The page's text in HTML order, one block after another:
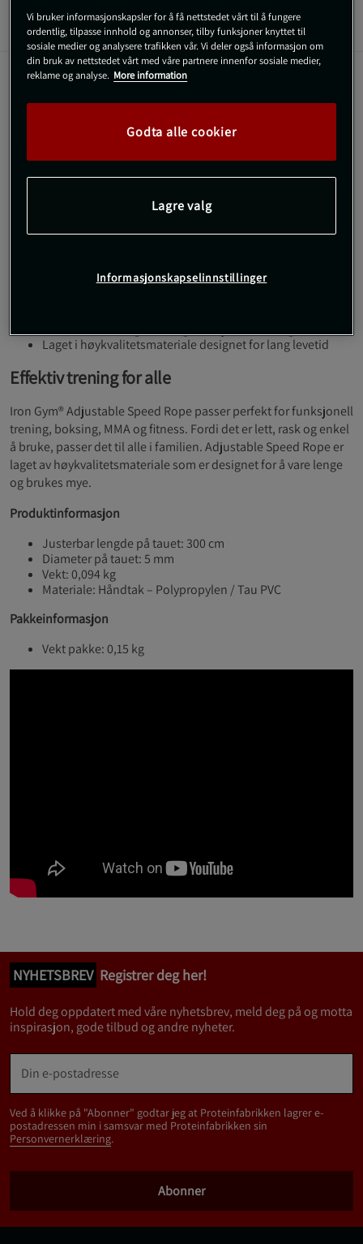
Informasjon Anmeldelser
Et treningsredskap som passer alle - Hele
Rope ettersom det veier lite og er enkelt å
bruke. Trening med hoppetau gir bedre
kondisjon samtidig som musklene tones, og
derfor er dette et treningsredskap som passer
for alle.
Laget i høykvalitetsmateriale designet for lang levetid
Effektiv trening for alle
Iron Gym® Adjustable Speed Rope passer perfekt for funksjonell
trening, boksing, MMA og fitness. Fordi det er lett, rask og enkel
å bruke, passer det til alle i familien. Adjustable Speed Rope er
laget av høykvalitetsmateriale som er designet for å vare lenge
og brukes mye.
Produktinformasjon
Justerbar lengde på tauet: 300 cm
Diameter på tauet: 5 mm
Vekt: 0,094 kg
Materiale: Håndtak – Polypropylen / Tau PVC
Pakkeinformasjon
Vekt pakke: 0,15 kg
NYHETSBREV Registrer deg her!
Hold deg oppdatert med våre nyhetsbrev, meld deg på og motta
inspirasjon, gode tilbud og andre nyheter.
Ved å klikke på "Abonner" godtar jeg at Proteinfabrikken lagrer e-
postadressen min i samsvar med Proteinfabrikken sin
Personvernerklæring.
Abonner
Vi bruker informasjonskapsler for å få nettstedet vårt til å fungere
ordentlig, tilpasse innhold og annonser, tilby funksjoner knyttet til
sosiale medier og analysere trafikken vår. Vi deler også informasjon om
din bruk av nettstedet vårt med våre partnere innenfor sosiale medier,
reklame og analyse. More information
Godta alle cookier
Lagre valg
Informasjonskapselinnstillinger